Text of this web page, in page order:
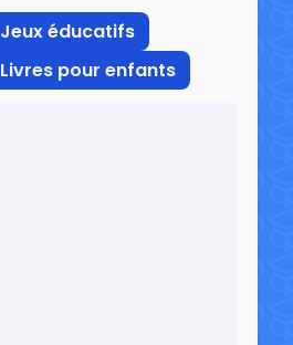
Jeux éducatifs
Livres pour enfants